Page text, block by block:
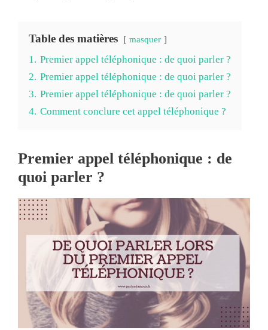
Table des matières masquer
1. Premier appel téléphonique : de quoi parler ?
2. Premier appel téléphonique : de quoi parler ?
3. Premier appel téléphonique : de quoi parler ?
4. Comment conclure cet appel téléphonique ?
Premier appel téléphonique : de
quoi parler ?